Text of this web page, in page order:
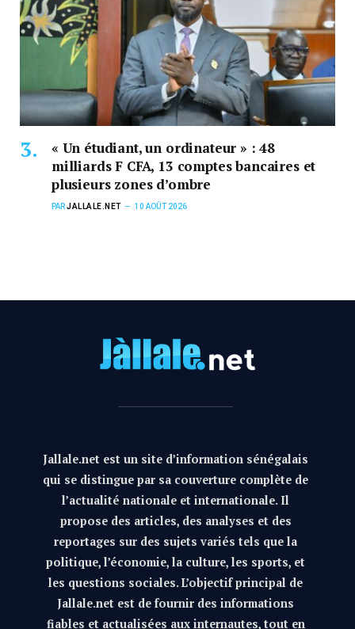
« Un étudiant, un ordinateur » : 48
milliards F CFA, 13 comptes bancaires et
plusieurs zones d’ombre
PARJALLALE.NET 10 AOÛT 2026
Jallale.net est un site d’information sénégalais
qui se distingue par sa couverture complète de
l’actualité nationale et internationale. Il
propose des articles, des analyses et des
reportages sur des sujets variés tels que la
politique, l’économie, la culture, les sports, et
les questions sociales. L’objectif principal de
Jallale.net est de fournir des informations
fiables et actualisées aux internautes, tout en